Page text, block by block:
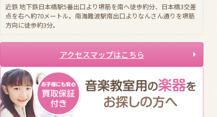
近鉄 地下鉄日本橋駅5番出口より堺筋を南へ徒歩約分、日本橋3交差
点を右へ約70メートル。南海難波駅南出口よりなんさん通りを堺筋
方向に徒歩約3分。
アクセスマップはこちら